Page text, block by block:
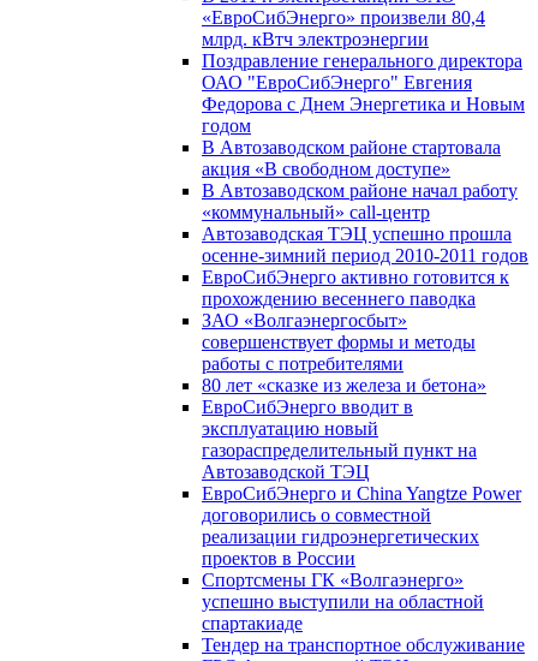
«ЕвроСибЭнерго» произвели 80,4
млрд. кВтч электроэнергии
Поздравление генерального директора
ОАО "ЕвроСибЭнерго" Евгения
Федорова с Днем Энергетика и Новым
годом
В Автозаводском районе стартовала
акция «В свободном доступе»
В Автозаводском районе начал работу
«коммунальный» call-центр
Автозаводская ТЭЦ успешно прошла
осенне-зимний период 2010-2011 годов
ЕвроСибЭнерго активно готовится к
прохождению весеннего паводка
ЗАО «Волгаэнергосбыт»
совершенствует формы и методы
работы с потребителями
80 лет «сказке из железа и бетона»
ЕвроСибЭнерго вводит в
эксплуатацию новый
газораспределительный пункт на
Автозаводской ТЭЦ
ЕвроСибЭнерго и China Yangtze Power
договорились о совместной
реализации гидроэнергетических
проектов в России
Спортсмены ГК «Волгаэнерго»
успешно выступили на областной
спартакиаде
Тендер на транспортное обслуживание